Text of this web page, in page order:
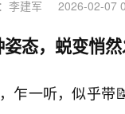
李建军 2026-02-07
态，蜕变悄
乍一听，似乎